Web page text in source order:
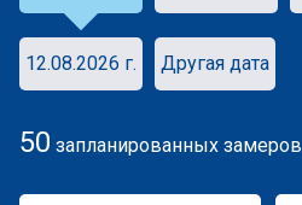
12.08.2026 г. Другая дата
50 запланированных замеров